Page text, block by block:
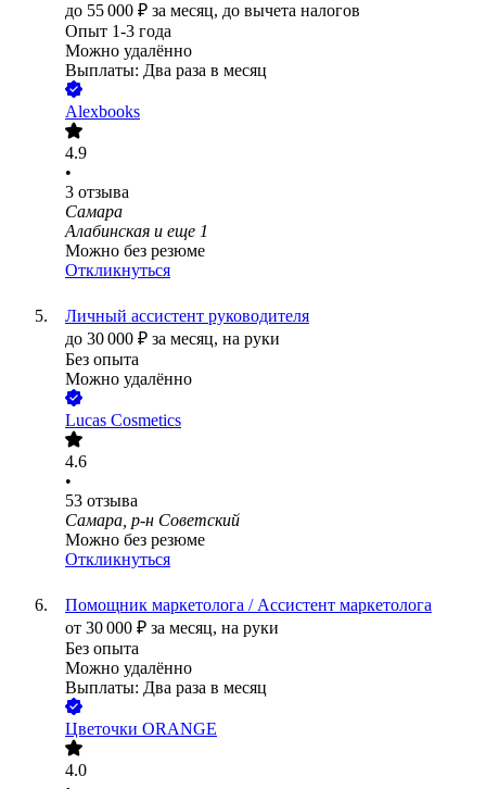
до 55 000 ₽ за месяц, до вычета налогов
Опыт 1-3 года
Можно удалённо
Выплаты: Два раза в месяц
Alexbooks
4.9
•
3 отзыва
Самара
Алабинская и еще 1
Можно без резюме
Откликнуться
Личный ассистент руководителя
до 30 000 ₽ за месяц, на руки
Без опыта
Можно удалённо
Lucas Cosmetics
4.6
•
53 отзыва
Самара, р-н Советский
Можно без резюме
Откликнуться
Помощник маркетолога / Ассистент маркетолога
от 30 000 ₽ за месяц, на руки
Без опыта
Можно удалённо
Выплаты: Два раза в месяц
Цветочки ORANGE
4.0